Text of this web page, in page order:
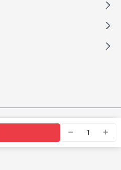
права защищены OK